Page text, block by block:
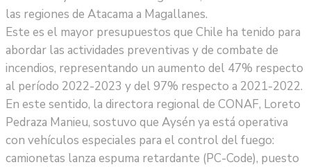
las regiones de Atacama a Magallanes.
Este es el mayor presupuestos que Chile ha tenido para
abordar las actividades preventivas y de combate de
incendios, representando un aumento del 47% respecto
al período 2022-2023 y del 97% respecto a 2021-2022.
En este sentido, la directora regional de CONAF, Loreto
Pedraza Manieu, sostuvo que Aysén ya está operativa
con vehículos especiales para el control del fuego:
camionetas lanza espuma retardante (PC-Code), puesto